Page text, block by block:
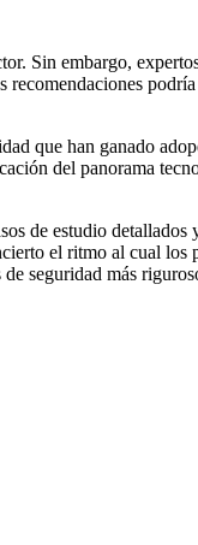
Sin embargo,
que han ganado
del panorama
de estudio detallados
el ritmo al cual los
seguridad más